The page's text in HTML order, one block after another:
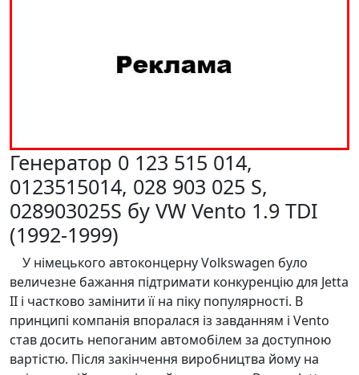
Генератор 0 123 515 014,
0123515014, 028 903 025 S,
028903025S бу VW Vento 1.9 TDI
(1992-1999)
У німецького автоконцерну Volkswagen було
величезне бажання підтримати конкуренцію для Jetta
II і частково замінити її на піку популярності. В
принципі компанія впоралася із завданням і Vento
став досить непоганим автомобілем за доступною
вартістю. Після закінчення виробництва йому на